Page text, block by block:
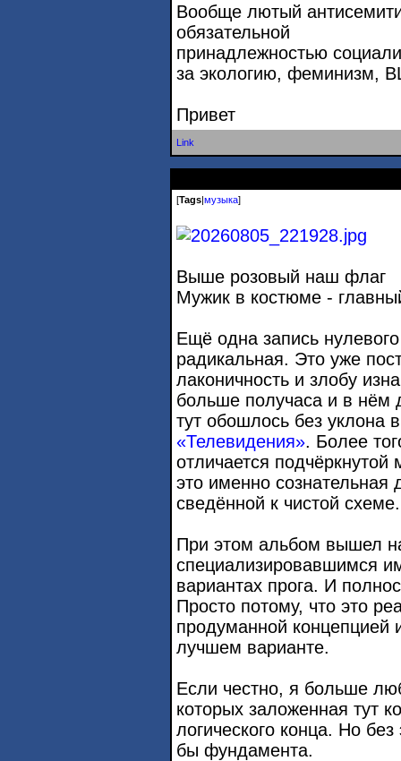
Вообще лютый
обязательной
принадлежностью
за экологию, феминизм,
Привет
Link
[Tags|музыка]
Выше розовый наш флаг
Мужик в костюме -
Ещё одна запись
радикальная. Это уже
лаконичность и злобу
больше получаса и в нём
тут обошлось без уклона
«Телевидения». Более
отличается
это именно сознательная
сведённой к чистой схеме.
При этом альбом вышел
специализировавшимся
вариантах прога. И
Просто потому, что это
продуманной концепцией
лучшем варианте.
Если честно, я больше
которых заложенная тут
логического конца. Но
бы фундамента.